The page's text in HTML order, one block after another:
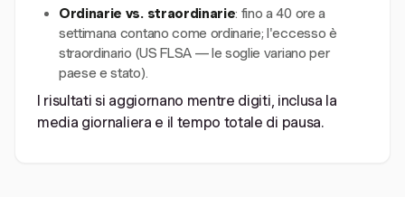
Ordinarie vs. straordinarie: fino a 40 ore a
settimana contano come ordinarie; l'eccesso è
straordinario (US FLSA — le soglie variano per
paese e stato).
I risultati si aggiornano mentre digiti, inclusa la
media giornaliera e il tempo totale di pausa.